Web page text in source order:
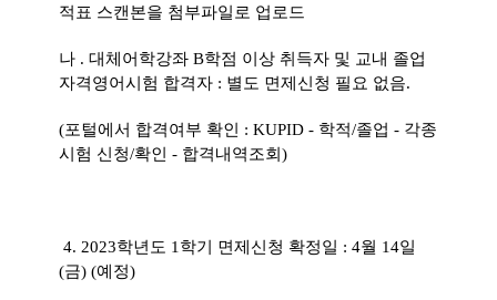
적표 스캔본을 첨부파일로 업로드
나 . 대체어학강좌 B학점 이상 취득자 및 교내 졸업
자격영어시험 합격자 : 별도 면제신청 필요 없음.
(포털에서 합격여부 확인 : KUPID - 학적/졸업 - 각종
시험 신청/확인 - 합격내역조회 )
4. 2023학년도 1학기 면제신청 확정일 : 4월 14일
(금) (예정)